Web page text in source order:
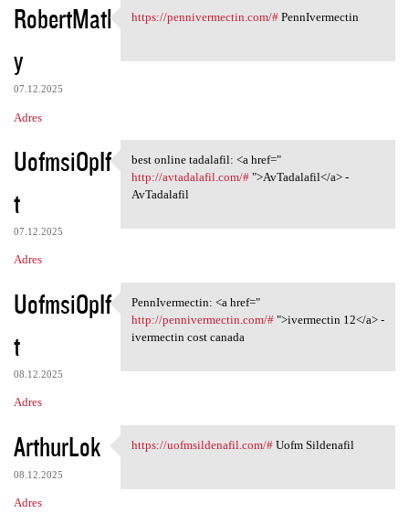
RobertMatl
y
07.12.2025
Adres
https://pennivermectin.com/#
https://pennivermectin.com/#PennIvermectin
UofmsiOpIf
t
07.12.2025
Adres
best online tadalafil: <a
best online tadalafil: <a href="
http://avtadalafil.com/#">AvTadalafil</a> -
AvTadalafil
UofmsiOpIf
t
08.12.2025
Adres
PennIvermectin: <a href="
PennIvermectin: <a href="
http://pennivermectin.com/#">ivermectin 12</a> -
ivermectin cost canada
ArthurLok
08.12.2025
Adres
https://uofmsildenafil.com/#
https://uofmsildenafil.com/#Uofm Sildenafil